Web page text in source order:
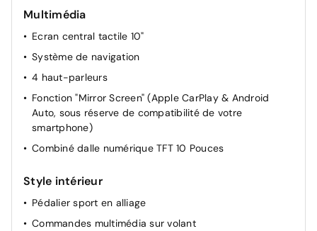
Acces AV + coffre+ Demarrage sans contact
Siège passager réglable en hauteur
Siège conducteur avec réglage manuel en hauteur
Siège passager à réglage mécanique
Retroviseur interieur jour-nuit
Lève-vitres AR électriques
Pochettes de rangement à l'AR des sièges AV
Miroir de courtoisie occultable sans éclairage
Multimédia
Ecran central tactile 10"
Système de navigation
4 haut-parleurs
Fonction "Mirror Screen" (Apple CarPlay & Android
Auto, sous réserve de compatibilité de votre
smartphone)
Combiné dalle numérique TFT 10 Pouces
Style intérieur
Pédalier sport en alliage
Commandes multimédia sur volant